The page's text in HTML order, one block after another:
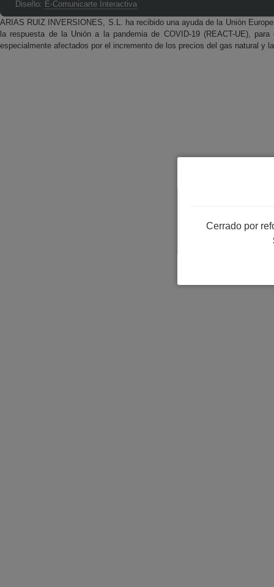
Diseño: E-Comunicarte Interactiva
ARIAS RUIZ INVERSIONES, S.L. ha recibido una ayuda de la Unión
la respuesta de la Unión a la pandemia de COVID-19 (REACT-UE),
especialmente afectados por el incremento de los precios del gas natural y
Cerrado por